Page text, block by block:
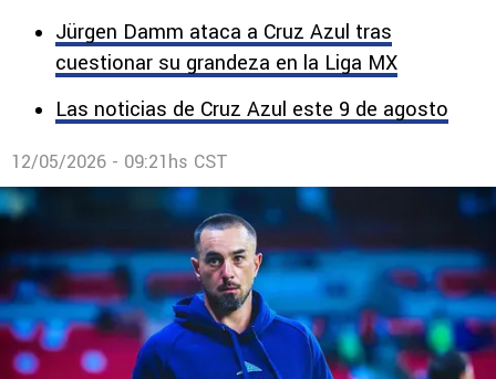
Jürgen Damm ataca a Cruz Azul tras
cuestionar su grandeza en la Liga MX
Las noticias de Cruz Azul este 9 de agosto
12/05/2026 - 09:21hs CST